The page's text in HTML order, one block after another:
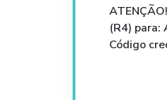
(R4) para:
Código